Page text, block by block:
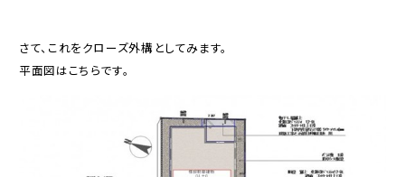
さて、これをクローズ外構としてみます。
平面図はこちらです。